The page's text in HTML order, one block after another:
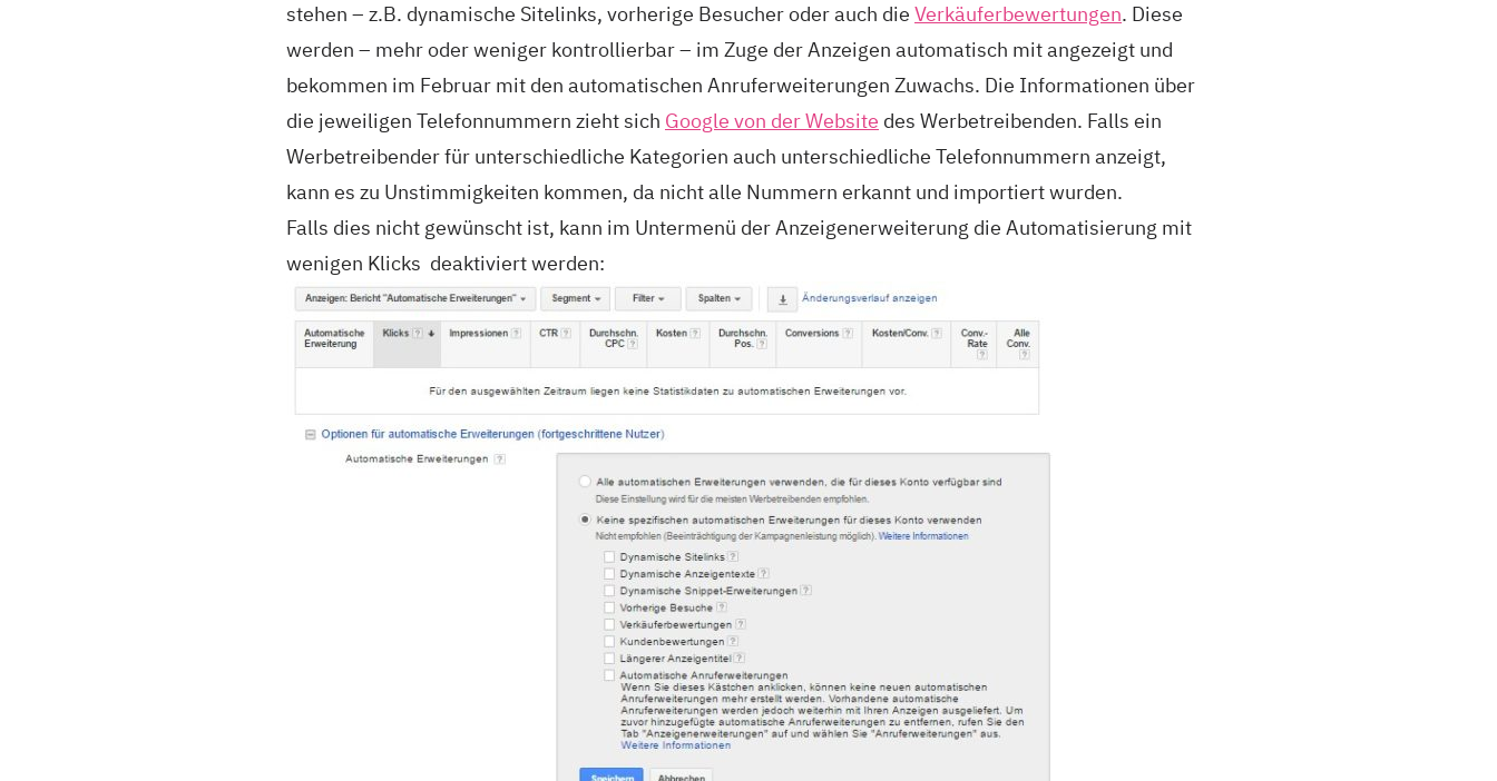
stehen – z.B. dynamische Sitelinks, vorherige Besucher oder auch die Verkäuferbewertungen. Diese
werden – mehr oder weniger kontrollierbar – im Zuge der Anzeigen automatisch mit angezeigt und
bekommen im Februar mit den automatischen Anruferweiterungen Zuwachs. Die Informationen über
die jeweiligen Telefonnummern zieht sich Google von der Website des Werbetreibenden. Falls ein
Werbetreibender für unterschiedliche Kategorien auch unterschiedliche Telefonnummern anzeigt,
kann es zu Unstimmigkeiten kommen, da nicht alle Nummern erkannt und importiert wurden.
Falls dies nicht gewünscht ist, kann im Untermenü der Anzeigenerweiterung die Automatisierung mit
wenigen Klicks deaktiviert werden: